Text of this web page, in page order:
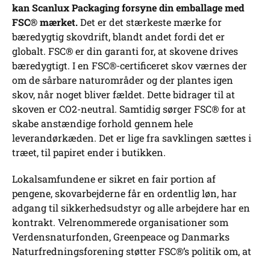
kan Scanlux Packaging forsyne din emballage med
FSC® mærket.Det er det stærkeste mærke for
bæredygtig skovdrift, blandt andet fordi det er
globalt. FSC® er din garanti for, at skovene drives
bæredygtigt. I en FSC®-certificeret skov værnes der
om de sårbare naturområder og der plantes igen
skov, når noget bliver fældet. Dette bidrager til at
skoven er CO2-neutral. Samtidig sørger FSC® for at
skabe anstændige forhold gennem hele
leverandørkæden. Det er lige fra savklingen sættes i
træet, til papiret ender i butikken.
Lokalsamfundene er sikret en fair portion af
pengene, skovarbejderne får en ordentlig løn, har
adgang til sikkerhedsudstyr og alle arbejdere har en
kontrakt. Velrenommerede organisationer som
Verdensnaturfonden, Greenpeace og Danmarks
Naturfredningsforening støtter FSC®’s politik om, at